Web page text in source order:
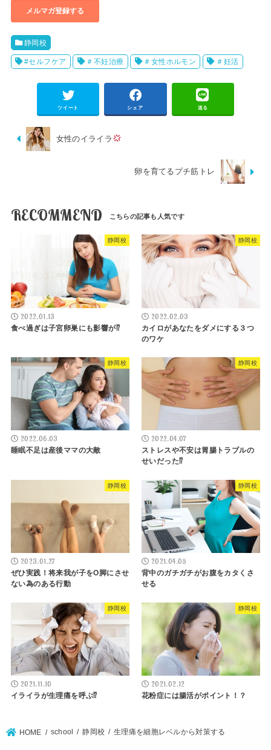
静岡校
#セルフケア ＃不妊治療 ＃女性ホルモン ＃妊活
ツイート シェア 送る
女性のイライラ
卵を育てるプチ筋トレ
RECOMMEND
静岡校
2022.01.13
食べ過ぎは子宮卵巣にも影響が⁉︎
静岡校
2022.02.03
カイロがあなたをダメにする３つ
のワケ
静岡校
2022.06.03
睡眠不足は産後ママの大敵
静岡校
2022.04.07
ストレスや不安は胃腸トラブルの
せいだった⁉︎
静岡校
2023.01.27
ぜひ実践！将来我が子をO脚にさせ
ない為のある行動
静岡校
2021.04.05
背中のガチガチがお腹をカタくさ
せる
静岡校
2021.11.10
イライラが生理痛を呼ぶ⁉︎
静岡校
2021.02.12
花粉症には腸活がポイント！？
HOME school 静岡校 生理痛を細胞レベルから対策する